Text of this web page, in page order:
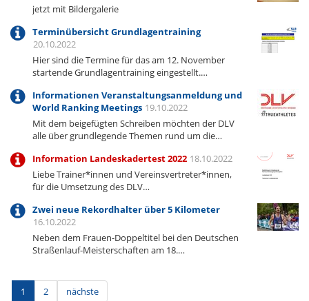
jetzt mit Bildergalerie
Terminübersicht Grundlagentraining
20.10.2022
Hier sind die Termine für das am 12. November
startende Grundlagentraining eingestellt.…
Informationen Veranstaltungsanmeldung und
World Ranking Meetings 19.10.2022
Mit dem beigefügten Schreiben möchten der DLV
alle über grundlegende Themen rund um die…
Information Landeskadertest 2022 18.10.2022
Liebe Trainer*innen und Vereinsvertreter*innen,
für die Umsetzung des DLV…
Zwei neue Rekordhalter über 5 Kilometer
16.10.2022
Neben dem Frauen-Doppeltitel bei den Deutschen
Straßenlauf-Meisterschaften am 18.…
1 2 nächste